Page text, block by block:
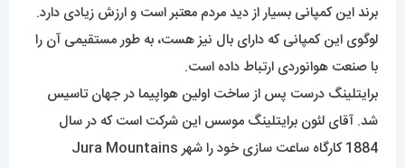
برند این کمپانی بسیار از دید مردم معتبر است و ارزش زیادی دارد.
لوگوی این کمپانی که دارای بال نیز هست، به طور مستقیمی آن را
با صنعت هوانوردی ارتباط داده است.
برایتلینگ درست پس از ساخت اولین هواپیما در جهان تاسیس
شد. آقای لئون برایتلینگ موسس این شرکت است که در سال
1884 کارگاه ساعت سازی خود را شهر Jura Mountains